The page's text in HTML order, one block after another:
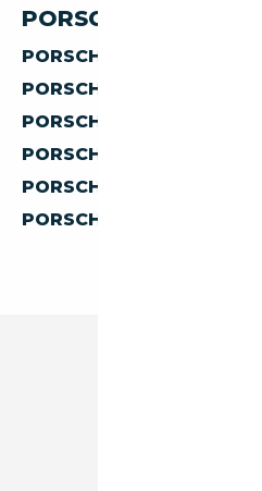
PORSCHE PAR PAYS
PORSCHE D'ALLEMAGNE
PORSCHE D'AUTRICHE
PORSCHE D'ESPAGNE
PORSCHE D'ITALIE
PORSCHE DE BELGIQUE
PORSCHE DES PAYS-BAS